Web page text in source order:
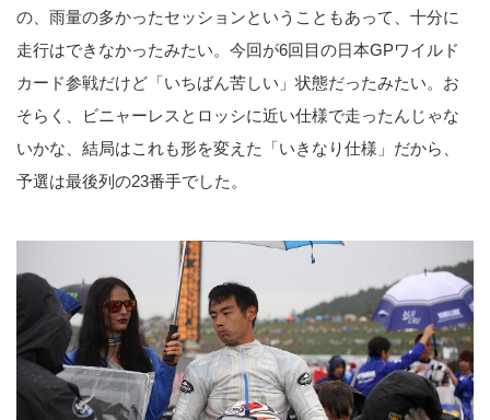
の、雨量の多かったセッションということもあって、十分に
走行はできなかったみたい。今回が6回目の日本GPワイルド
カード参戦だけど「いちばん苦しい」状態だったみたい。お
そらく、ビニャーレスとロッシに近い仕様で走ったんじゃな
いかな、結局はこれも形を変えた「いきなり仕様」だから、
予選は最後列の23番手でした。